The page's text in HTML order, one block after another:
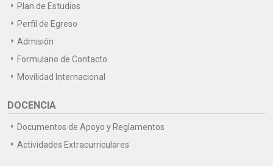
Plan de Estudios
Perfil de Egreso
Admisión
Formulario de Contacto
Movilidad Internacional
DOCENCIA
Documentos de Apoyo y Reglamentos
Actividades Extracurriculares